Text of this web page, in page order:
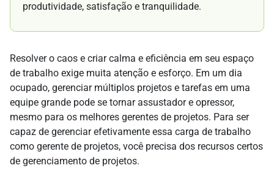
produtividade, satisfação e tranquilidade.
Resolver o caos e criar calma e eficiência em seu espaço
de trabalho exige muita atenção e esforço. Em um dia
ocupado, gerenciar múltiplos projetos e tarefas em uma
equipe grande pode se tornar assustador e opressor,
mesmo para os melhores gerentes de projetos. Para ser
capaz de gerenciar efetivamente essa carga de trabalho
como gerente de projetos, você precisa dos recursos certos
de gerenciamento de projetos.